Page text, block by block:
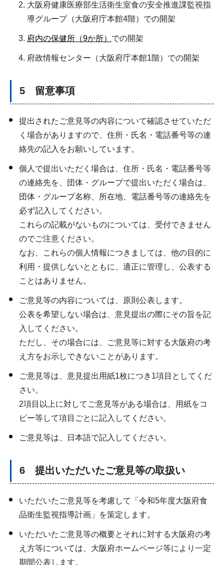
大阪府健康医療部生活衛生室食の安全推進課監視指
導グループ（大阪府庁本館4階）での開架
府内の保健所（9か所） での開架
府政情報センター（大阪府庁本館1階）での開架
5 留意事項
提出されたご意見等の内容について確認させていただ
く場合がありますので、住所・氏名・電話番号等の連
絡先の記入をお願いしています。
個人で提出いただく場合は、住所・氏名・電話番号等
の連絡先を、団体・グループで提出いただく場合は、
団体・グループ名称、所在地、電話番号等の連絡先を
必ず記入してください。
これらの記載がないものについては、受付できません
のでご注意ください。
なお、これらの個人情報につきましては、他の目的に
利用・提供しないとともに、適正に管理し、公表する
ことはありません。
ご意見等の内容については、原則公表します。
公表を希望しない場合は、意見提出の際にその旨を記
入してください。
ただし、その場合には、ご意見等に対する大阪府の考
え方をお示しできないことがあります。
ご意見等は、意見提出用紙1枚につき1項目としてくだ
さい。
2項目以上に対してご意見等がある場合は、用紙をコ
ピー等して項目ごとに記入してください。
ご意見等は、日本語で記入してください。
6 提出いただいたご意見等の取扱い
いただいたご意見等を考慮して「令和5年度大阪府食
品衛生監視指導計画」を策定します。
いただいたご意見等の概要とそれに対する大阪府の考
え方等については、大阪府ホームページ等により一定
期間公表します。